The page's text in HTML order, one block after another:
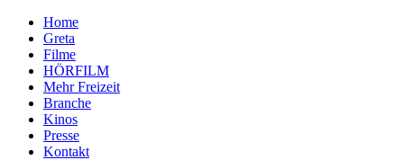
Home
Greta
Filme
HÖRFILM
Mehr Freizeit
Branche
Kinos
Presse
Kontakt